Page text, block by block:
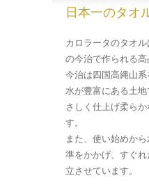
日本一のタオ
カロラータのタオ
の今治で作られる高
今治は四国高縄山
水が豊富にある土
さしく仕上げ柔ら
す。
また、使い始めか
準をかかげ、すぐ
立させています。